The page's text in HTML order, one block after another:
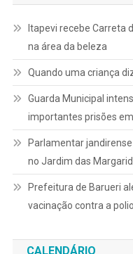
Itapevi recebe Carreta
na área da beleza
Quando uma criança
Guarda Municipal
importantes prisões
Parlamentar
no Jardim das
Prefeitura de Barueri
vacinação contra a
CALENDÁRIO